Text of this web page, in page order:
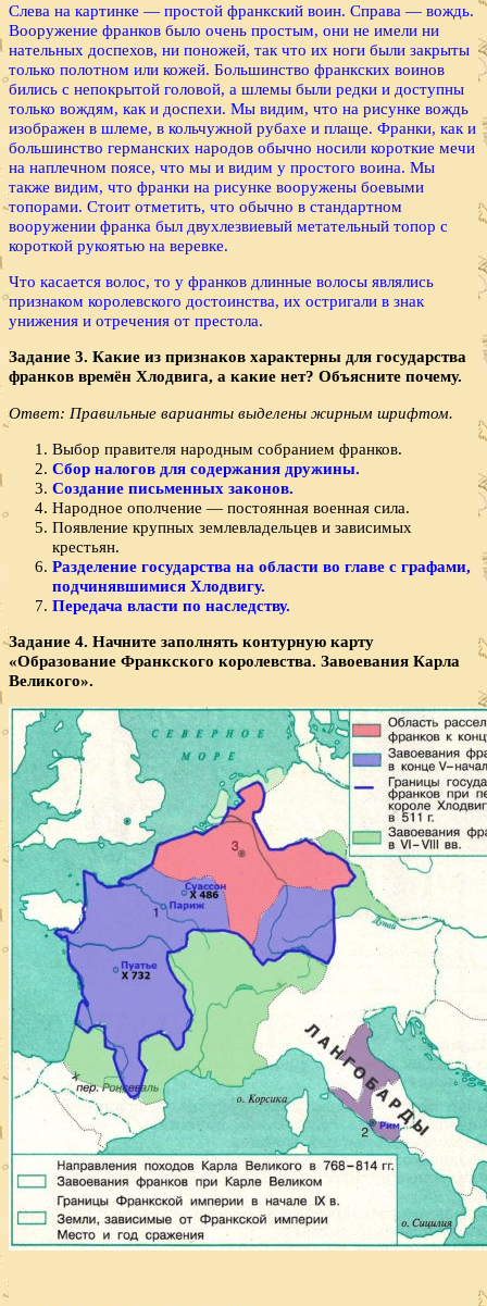
Слева на картинке — простой франкский воин. Справа — вождь.
Вооружение франков было очень простым, они не имели ни
нательных доспехов, ни поножей, так что их ноги были закрыты
только полотном или кожей. Большинство франкских воинов
бились с непокрытой головой, а шлемы были редки и доступны
только вождям, как и доспехи. Мы видим, что на рисунке вождь
изображен в шлеме, в кольчужной рубахе и плаще. Франки, как и
большинство германских народов обычно носили короткие мечи
на наплечном поясе, что мы и видим у простого воина. Мы
также видим, что франки на рисунке вооружены боевыми
топорами. Стоит отметить, что обычно в стандартном
вооружении франка был двухлезвиевый метательный топор с
короткой рукоятью на веревке.
Что касается волос, то у франков длинные волосы являлись
признаком королевского достоинства, их остригали в знак
унижения и отречения от престола.
Задание 3. Какие из признаков характерны для государства
франков времён Хлодвига, а какие нет? Объясните почему.
Ответ: Правильные варианты выделены жирным шрифтом.
Выбор правителя народным собранием франков.
Сбор налогов для содержания дружины.
Создание письменных законов.
Народное ополчение — постоянная военная сила.
Появление крупных землевладельцев и зависимых
крестьян.
Разделение государства на области во главе с графами,
подчинявшимися Хлодвигу.
Передача власти по наследству.
Задание 4. Начните заполнять контурную карту
«Образование Франкского королевства. Завоевания Карла
Великого».